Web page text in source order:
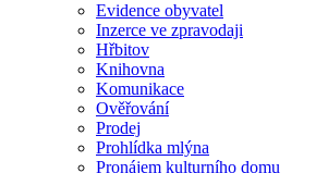
Evidence obyvatel
Inzerce ve zpravodaji
Hřbitov
Knihovna
Komunikace
Ověřování
Prodej
Prohlídka mlýna
Pronájem kulturního domu